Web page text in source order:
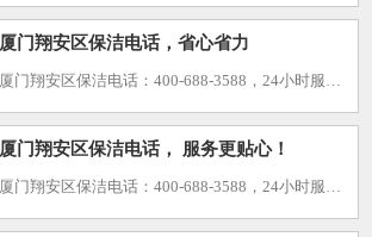
厦门翔安区保洁电话，省心省力
厦门翔安区保洁电话：400-688-3588，24小时服务，30分钟上门，技艺精湛，诚信服务，价格透明，覆盖全区 我司专注于： 1.大型开荒工程家庭保洁清洗，、灯具清洗（普通灯具，水晶吊灯，大
厦门翔安区保洁电话， 服务更贴心！
厦门翔安区保洁电话：400-688-3588，24小时服务，30分钟上门，技艺精湛，诚信服务，价格透明，覆盖全区 我司专注于： 1.大型开荒工程家庭保洁清洗，、灯具清洗（普通灯具，水晶吊灯，大